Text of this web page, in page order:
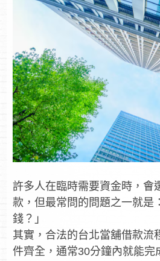
許多人在臨時需要資金時，會
款，但最常問的問題之一就是
錢？」
其實，合法的台北當舖借款流
件齊全，通常30分鐘內就能完